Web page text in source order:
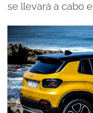
se llevará a cabo